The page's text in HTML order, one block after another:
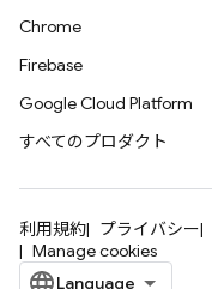
Chrome
Firebase
Google Cloud Platform
すべてのプロダクト
利用規約 プライバシー
Manage cookies